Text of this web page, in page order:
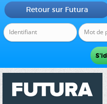
Retour sur Futura